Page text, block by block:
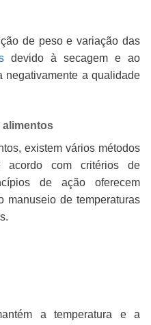
de peso e variação das
devido à secagem e ao
negativamente a qualidade
alimentos
existem vários métodos
acordo com critérios de
de ação oferecem
manuseio de temperaturas
a temperatura e a